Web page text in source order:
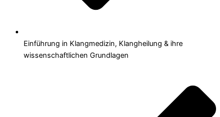
Einführung in Klangmedizin, Klangheilung & ihre
wissenschaftlichen Grundlagen